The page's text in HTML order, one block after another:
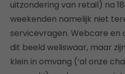
uitzondering van retail) na
weekenden namelijk niet
servicevragen. Webcare
dit beeld weliswaar, maar
klein in omvang (‘al onze